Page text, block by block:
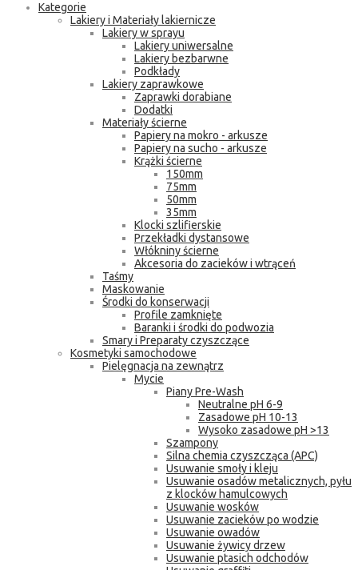
Kategorie
Lakiery i Materiały lakiernicze
Lakiery w sprayu
Lakiery uniwersalne
Lakiery bezbarwne
Podkłady
Lakiery zaprawkowe
Zaprawki dorabiane
Dodatki
Materiały ścierne
Papiery na mokro - arkusze
Papiery na sucho - arkusze
Krążki ścierne
150mm
75mm
50mm
35mm
Klocki szlifierskie
Przekładki dystansowe
Włókniny ścierne
Akcesoria do zacieków i wtrąceń
Taśmy
Maskowanie
Środki do konserwacji
Profile zamknięte
Baranki i środki do podwozia
Smary i Preparaty czyszczące
Kosmetyki samochodowe
Pielęgnacja na zewnątrz
Mycie
Piany Pre-Wash
Neutralne pH 6-9
Zasadowe pH 10-13
Wysoko zasadowe pH >13
Szampony
Silna chemia czyszcząca (APC)
Usuwanie smoły i kleju
Usuwanie osadów metalicznych, pyłu
z klocków hamulcowych
Usuwanie wosków
Usuwanie zacieków po wodzie
Usuwanie owadów
Usuwanie żywicy drzew
Usuwanie ptasich odchodów